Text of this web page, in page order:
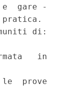
gare -
pratica.
di:
in
prove